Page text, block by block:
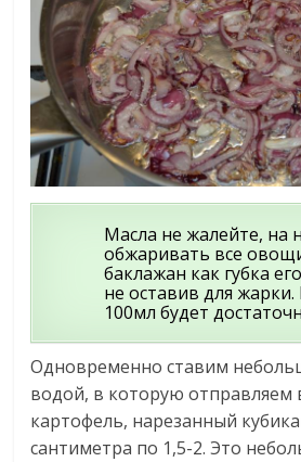
Масла не жалейте, на
обжаривать все
баклажан как губка
не оставив для жарки.
100мл будет
Одновременно ставим
водой, в которую отправляем
картофель, нарезанный
сантиметра по 1,5-2. Это